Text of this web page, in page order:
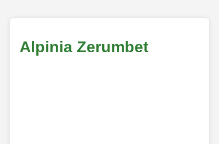
Alpinia Zerumbet